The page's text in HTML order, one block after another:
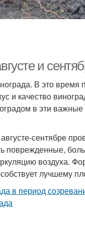
и
В это время
и качество
в эти
сентябре
поврежденные,
воздуха.
лучшему